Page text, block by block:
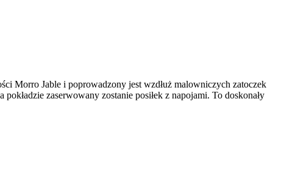
Morro Jable i poprowadzony jest wzdłuż malowniczych zatoczek
zaserwowany zostanie posiłek z napojami. To doskonały